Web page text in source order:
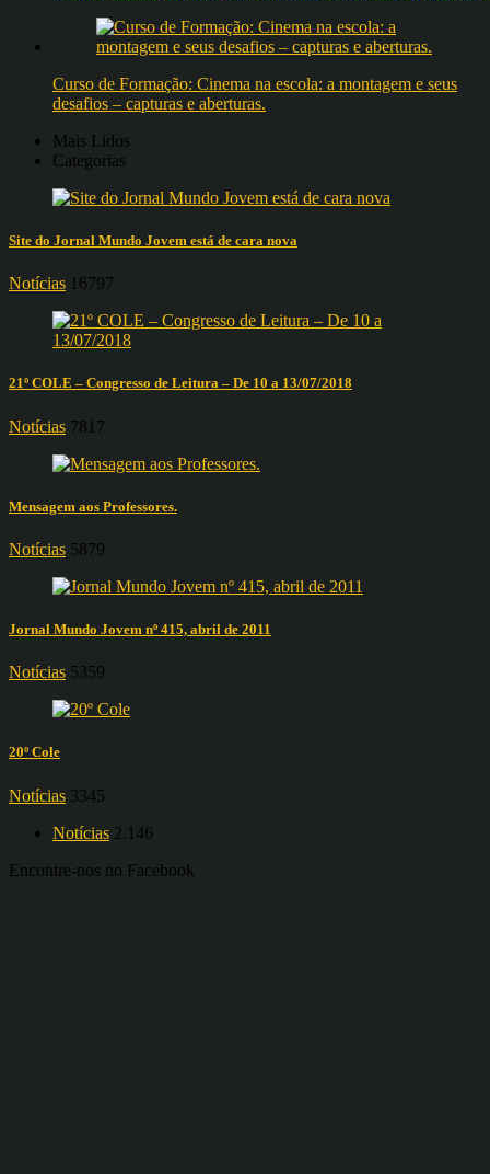
Curso de Formação: Cinema na escola: a montagem e seus
desafios – capturas e aberturas.
Mais Lidos
Categorias
Site do Jornal Mundo Jovem está de cara nova
Notícias 16797
21º COLE – Congresso de Leitura – De 10 a 13/07/2018
Notícias 7817
Mensagem aos Professores.
Notícias 5879
Jornal Mundo Jovem nº 415, abril de 2011
Notícias 5359
20º Cole
Notícias 3345
Notícias 2.146
Encontre-nos no Facebook